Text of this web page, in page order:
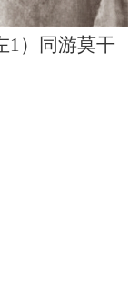
1）同游莫干